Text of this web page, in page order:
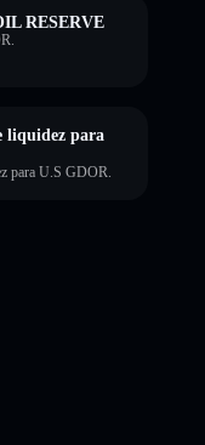
RESERVE
liquidez para
para U.S GDOR.